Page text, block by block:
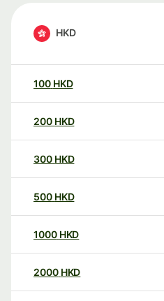
HKD
100 HKD
200 HKD
300 HKD
500 HKD
1000 HKD
2000 HKD